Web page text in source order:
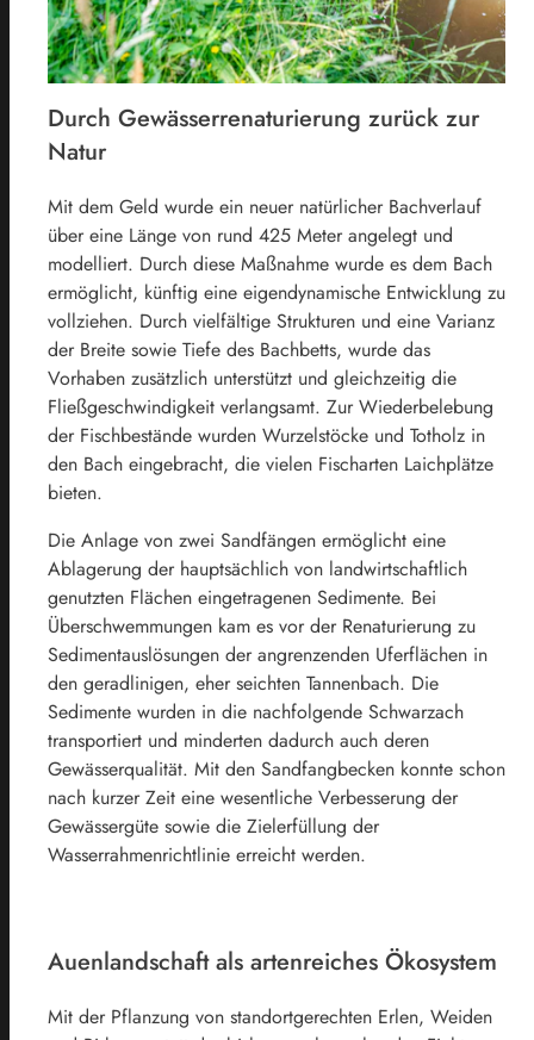
Durch Gewässerrenaturierung zurück zur
Natur
Mit dem Geld wurde ein neuer natürlicher Bachverlauf
über eine Länge von rund 425 Meter angelegt und
modelliert. Durch diese Maßnahme wurde es dem Bach
ermöglicht, künftig eine eigendynamische Entwicklung zu
vollziehen. Durch vielfältige Strukturen und eine Varianz
der Breite sowie Tiefe des Bachbetts, wurde das
Vorhaben zusätzlich unterstützt und gleichzeitig die
Fließgeschwindigkeit verlangsamt. Zur Wiederbelebung
der Fischbestände wurden Wurzelstöcke und Totholz in
den Bach eingebracht, die vielen Fischarten Laichplätze
bieten.
Die Anlage von zwei Sandfängen ermöglicht eine
Ablagerung der hauptsächlich von landwirtschaftlich
genutzten Flächen eingetragenen Sedimente. Bei
Überschwemmungen kam es vor der Renaturierung zu
Sedimentauslösungen der angrenzenden Uferflächen in
den geradlinigen, eher seichten Tannenbach. Die
Sedimente wurden in die nachfolgende Schwarzach
transportiert und minderten dadurch auch deren
Gewässerqualität. Mit den Sandfangbecken konnte schon
nach kurzer Zeit eine wesentliche Verbesserung der
Gewässergüte sowie die Zielerfüllung der
Wasserrahmenrichtlinie erreicht werden.
Auenlandschaft als artenreiches Ökosystem
Mit der Pflanzung von standortgerechten Erlen, Weiden